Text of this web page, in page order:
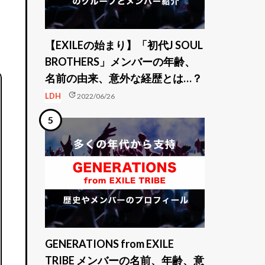
【EXILEの始まり】「初代J SOUL
BROTHERS」メンバーの年齢、
名前の由来、意外な経歴とは…？
LDH update2022/06/26
GENERATIONS from EXILE
TRIBE メンバーの名前、年齢、意